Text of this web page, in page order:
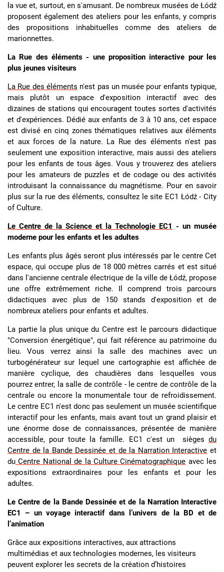
la vue et, surtout, en s'amusant. De nombreux musées de Łódź
proposent également des ateliers pour les enfants, y compris
des propositions inhabituelles comme des ateliers de
marionnettes.
La Rue des éléments - une proposition interactive pour les
plus jeunes visiteurs
La Rue des éléments n'est pas un musée pour enfants typique,
mais plutôt un espace d'exposition interactif avec des
dizaines de stations qui encouragent toutes sortes d'activités
et d'expériences. Dédié aux enfants de 3 à 10 ans, cet espace
est divisé en cinq zones thématiques relatives aux éléments
et aux forces de la nature. La Rue des éléments n'est pas
seulement une exposition interactive, mais aussi des ateliers
pour les enfants de tous âges. Vous y trouverez des ateliers
pour les amateurs de puzzles et de codage ou des activités
introduisant la connaissance du magnétisme. Pour en savoir
plus sur la rue des éléments, consultez le site EC1 Łódź - City
of Culture.
Le Centre de la Science et la Technologie EC1 - un musée
moderne pour les enfants et les adultes
Les enfants plus âgés seront plus intéressés par le centre Cet
espace, qui occupe plus de 18 000 mètres carrés et est situé
dans l'ancienne centrale électrique de la ville de Łódź, propose
une offre extrêmement riche. Il comprend trois parcours
didactiques avec plus de 150 stands d'exposition et de
nombreux ateliers pour enfants et adultes.
La partie la plus unique du Centre est le parcours didactique
"Conversion énergétique", qui fait référence au patrimoine du
lieu. Vous verrez ainsi la salle des machines avec un
turbogénérateur sur lequel une cartographie est affichée de
manière cyclique, des chaudières dans lesquelles vous
pourrez entrer, la salle de contrôle - le centre de contrôle de la
centrale ou encore la monumentale tour de refroidissement.
Le centre EC1 n'est donc pas seulement un musée scientifique
interactif pour les enfants, mais avant tout un grand plaisir et
une énorme dose de connaissances, présentée de manière
accessible, pour toute la famille. EC1 c'est un sièges du
Centre de la Bande Dessinée et de la Narration Interactive et
du Centre National de la Culture Cinématographique avec les
expositions extraordinaires pour les enfants et pour les
adultes.
Le Centre de la Bande Dessinée et de la Narration Interactive
EC1 – un voyage interactif dans l’univers de la BD et de
l’animation
Grâce aux expositions interactives, aux attractions
multimédias et aux technologies modernes, les visiteurs
peuvent explorer les secrets de la création d’histoires